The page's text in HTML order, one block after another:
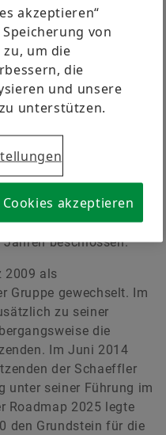
& Nachhaltigkeit
2014
AG
verlängert
Group AG als
AG hat in seiner
von Klaus
des Vorstands für
beschlossen.
2009 als
Gruppe gewechselt. Im
zu seiner
die
Im Juni 2014
der Schaeffler
unter seiner Führung im
Roadmap 2025 legte
den Grundstein für die
akzeptieren“
von
um die
die
und unsere
unterstützen.
Cookies akzeptieren